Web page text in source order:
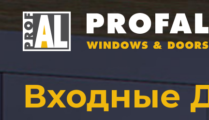
Входные